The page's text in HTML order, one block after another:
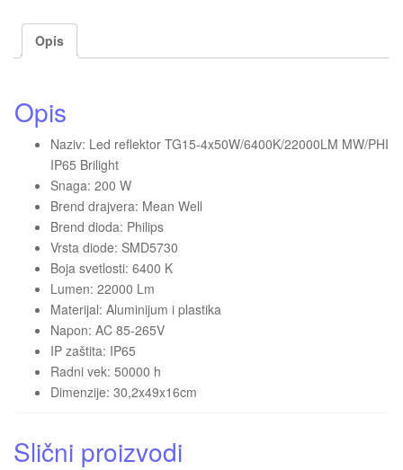
Opis
Opis
Naziv: Led reflektor TG15-4x50W/6400K/22000LM MW/PHI
IP65 Brilight
Snaga: 200 W
Brend drajvera: Mean Well
Brend dioda: Philips
Vrsta diode: SMD5730
Boja svetlosti: 6400 K
Lumen: 22000 Lm
Materijal: Aluminijum i plastika
Napon: AC 85-265V
IP zaštita: IP65
Radni vek: 50000 h
Dimenzije: 30,2x49x16cm
Slični proizvodi